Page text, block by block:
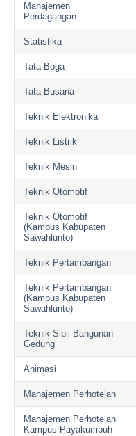
Manajemen
Perdagangan
Statistika
Tata Boga
Tata Busana
Teknik Elektronika
Teknik Listrik
Teknik Mesin
Teknik Otomotif
Teknik Otomotif
(Kampus Kabupaten
Sawahlunto)
Teknik Pertambangan
Teknik Pertambangan
(Kampus Kabupaten
Sawahlunto)
Teknik Sipil Bangunan
Gedung
Animasi
Manajemen Perhotelan
Manajemen Perhotelan
Kampus Payakumbuh